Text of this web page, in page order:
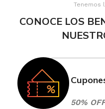
Tenemos
CONOCE LOS
50%